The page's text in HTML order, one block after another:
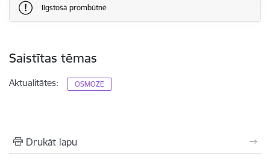
Ilgstošā prombūtnē
Saistītas tēmas
Aktualitātes: OSMOZE
Drukāt lapu